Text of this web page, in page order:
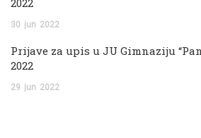
30 jun 2022
Prijave za upis u JU Gimnaziju
2022
29 jun 2022